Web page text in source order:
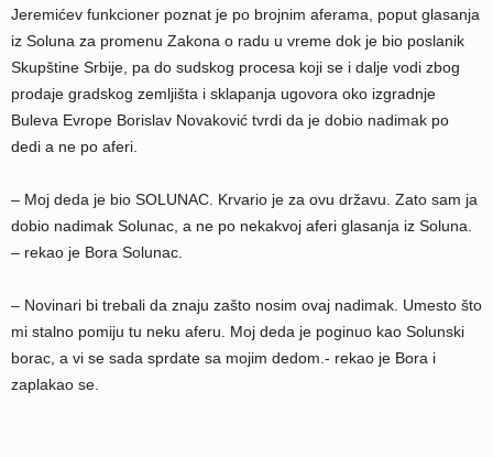
Jeremićev funkcioner poznat je po brojnim aferama, poput glasanja
iz Soluna za promenu Zakona o radu u vreme dok je bio poslanik
Skupštine Srbije, pa do sudskog procesa koji se i dalje vodi zbog
prodaje gradskog zemljišta i sklapanja ugovora oko izgradnje
Buleva Evrope Borislav Novaković tvrdi da je dobio nadimak po
dedi a ne po aferi.
– Moj deda je bio SOLUNAC. Krvario je za ovu državu. Zato sam ja
dobio nadimak Solunac, a ne po nekakvoj aferi glasanja iz Soluna.
– rekao je Bora Solunac.
– Novinari bi trebali da znaju zašto nosim ovaj nadimak. Umesto što
mi stalno pomiju tu neku aferu. Moj deda je poginuo kao Solunski
borac, a vi se sada sprdate sa mojim dedom.- rekao je Bora i
zaplakao se.